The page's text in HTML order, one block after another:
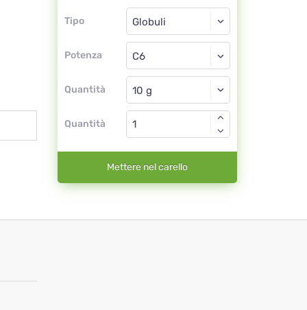
Tipo
Tipo
Potenza
Globuli
C6
Quantità
Globuli
Quantità
Mettere nel carello